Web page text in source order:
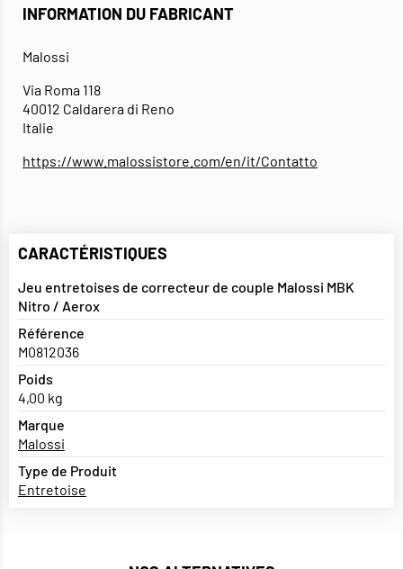
INFORMATION DU FABRICANT
Malossi
Via Roma 118
40012 Caldarera di Reno
Italie
https://www.malossistore.com/en/it/Contatto
CARACTÉRISTIQUES
Jeu entretoises de correcteur de couple Malossi MBK
Nitro / Aerox
Référence
M0812036
Poids
4,00 kg
Marque
Malossi
Type de Produit
Entretoise